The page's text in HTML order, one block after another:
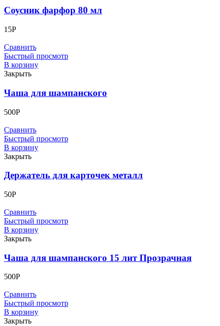
Соусник фарфор 80 мл
15Р
Сравнить
Быстрый просмотр
В корзину
Закрыть
Чаша для шампанского
500Р
Сравнить
Быстрый просмотр
В корзину
Закрыть
Держатель для карточек металл
50Р
Сравнить
Быстрый просмотр
В корзину
Закрыть
Чаша для шампанского 15 лит Прозрачная
500Р
Сравнить
Быстрый просмотр
В корзину
Закрыть